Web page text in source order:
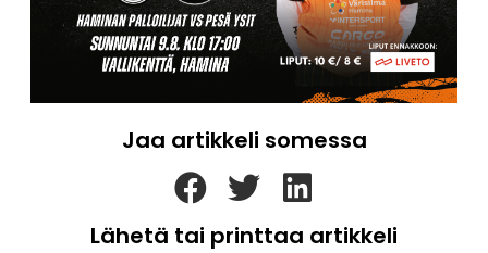
Jaa artikkeli somessa
Lähetä tai printtaa artikkeli